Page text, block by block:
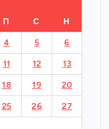
П С Н
4 5 6
11 12 13
18 19 20
25 26 27